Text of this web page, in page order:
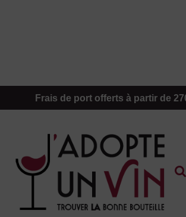
Frais de port offerts à partir de